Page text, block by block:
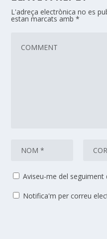
L'adreça electrònica no es
estan marcats amb*
Aviseu-me del
Notifica'm per correu